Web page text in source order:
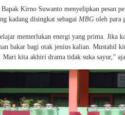
Kirno Suwanto menyelipkan pesan
kadang disingkat sebagai MBG oleh para
memerlukan energi yang prima. Jika
bakar bagi otak jenius kalian. Mustahil
kita akhiri drama tidak suka sayur,”